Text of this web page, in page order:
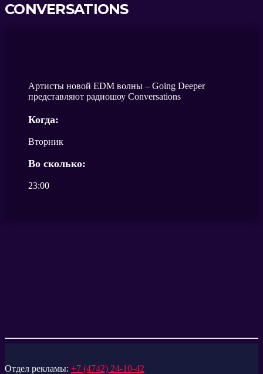
CONVERSATIONS
Артисты новой EDM волны – Going Deeper
представляют радиошоу Conversations
Когда:
Вторник
Во сколько:
23:00
Отдел рекламы: +7 (4742) 24-10-42